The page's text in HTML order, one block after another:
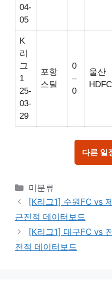
04-
05
K
리
그
1
25-
03-
29
포항
스틸
0
–
0
울산
HDFC
다른 일
Categories
미분류
[K리그1] 수원FC vs
근전적 데이터보드
[K리그1] 대구FC vs
전적 데이터보드